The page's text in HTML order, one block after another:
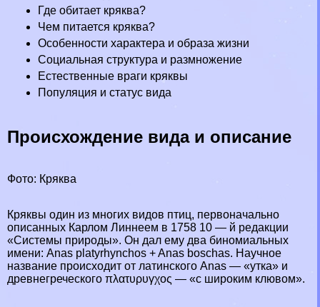
Где обитает кряква?
Чем питается кряква?
Особенности хаpaктера и образа жизни
Социальная структура и размножение
Естественные враги кряквы
Популяция и статус вида
Происхождение вида и описание
Фото: Кряква
Кряквы один из многих видов птиц, первоначально
описанных Карлом Линнеем в 1758 10 — й редакции
«Системы природы». Он дал ему два биномиальных
имени: Anas platyrhynchos + Anas boschas. Научное
название происходит от латинского Anas — «утка» и
древнегреческого πλατυρυγχος — «с широким клювом».